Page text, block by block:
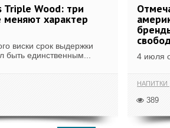
Triple Wood: три
меняют характер
виски срок выдержки
быть единственным...
4 июля
НАПИТКИ
389